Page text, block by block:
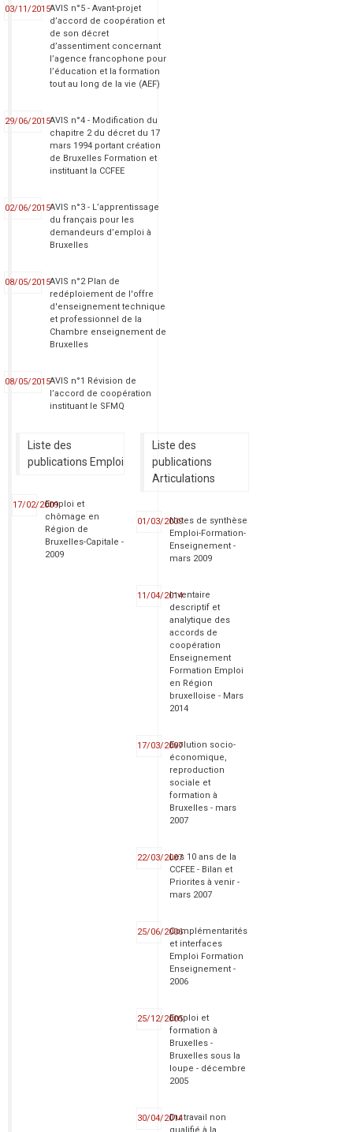
03/11/2015AVIS n°5 - Avant-projet
d’accord de coopération et
de son décret
d’assentiment concernant
l’agence francophone pour
l’éducation et la formation
tout au long de la vie (AEF)
29/06/2015AVIS n°4 - Modification du
chapitre 2 du décret du 17
mars 1994 portant création
de Bruxelles Formation et
instituant la CCFEE
02/06/2015AVIS n°3 - L’apprentissage
du français pour les
demandeurs d’emploi à
Bruxelles
08/05/2015AVIS n°2 Plan de
redéploiement de l'offre
d'enseignement technique
et professionnel de la
Chambre enseignement de
Bruxelles
08/05/2015AVIS n°1 Révision de
l’accord de coopération
instituant le SFMQ
Liste des
publications Emploi
17/02/2009Emploi et
chômage en
Région de
Bruxelles-Capitale -
2009
Liste des
publications
Articulations
01/03/2009Notes de synthèse
Emploi-Formation-
Enseignement -
mars 2009
11/04/2014Inventaire
descriptif et
analytique des
accords de
coopération
Enseignement
Formation Emploi
en Région
bruxelloise - Mars
2014
17/03/2007Evolution socio-
économique,
reproduction
sociale et
formation à
Bruxelles - mars
2007
22/03/2007Les 10 ans de la
CCFEE - Bilan et
Priorites à venir -
mars 2007
25/06/2006Complémentarités
et interfaces
Emploi Formation
Enseignement -
2006
25/12/2005Emploi et
formation à
Bruxelles -
Bruxelles sous la
loupe - décembre
2005
30/04/2014Du travail non